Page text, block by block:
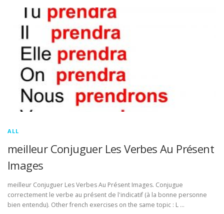
ALL
meilleur Conjuguer Les Verbes Au Présent
Images
meilleur Conjuguer Les Verbes Au Présent Images. Conjugue
correctement le verbe au présent de l'indicatif (à la bonne personne
bien entendu). Other french exercises on the same topic : L …